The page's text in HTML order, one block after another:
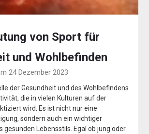
von Sport für
und Wohlbefinden
24 Dezember 2023
der Gesundheit und des Wohlbefindens
die in vielen Kulturen auf der
wird. Es ist nicht nur eine
sondern auch ein wichtiger
gesunden Lebensstils. Egal ob jung oder